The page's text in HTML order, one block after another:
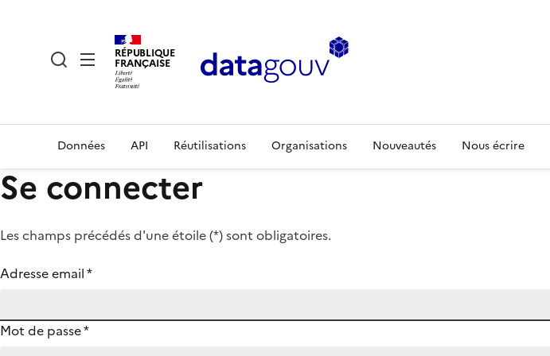
RÉPUBLIQUE
FRANÇAISE
Données API Réutilisations Organisations Nouveautés Nous écrire
Se connecter
Les champs précédés d'une étoile (*) sont obligatoires.
Adresse email*
Mot de passe*